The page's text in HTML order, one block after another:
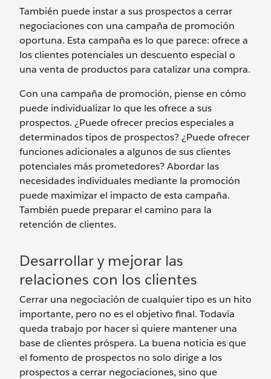
También puede instar a sus prospectos a cerrar
negociaciones con una campaña de promoción
oportuna. Esta campaña es lo que parece: ofrece a
los clientes potenciales un descuento especial o
una venta de productos para catalizar una compra.
Con una campaña de promoción, piense en cómo
puede individualizar lo que les ofrece a sus
prospectos. ¿Puede ofrecer precios especiales a
determinados tipos de prospectos? ¿Puede ofrecer
funciones adicionales a algunos de sus clientes
potenciales más prometedores? Abordar las
necesidades individuales mediante la promoción
puede maximizar el impacto de esta campaña.
También puede preparar el camino para la
retención de clientes.
Desarrollar y mejorar las
relaciones con los clientes
Cerrar una negociación de cualquier tipo es un hito
importante, pero no es el objetivo final. Todavía
queda trabajo por hacer si quiere mantener una
base de clientes próspera. La buena noticia es que
el fomento de prospectos no solo dirige a los
prospectos a cerrar negociaciones, sino que